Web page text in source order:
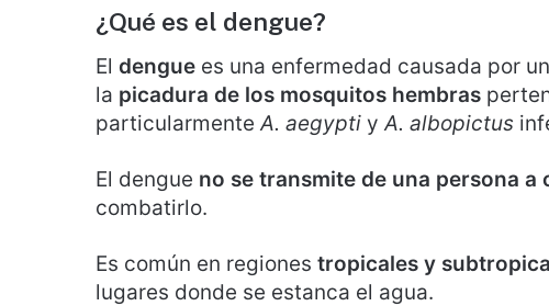
¿Qué es el dengue?
El dengue es una enfermedad causada por
la picadura de los mosquitos hembras
particularmente A. aegypti y A. albopictus
El dengue no se transmite de una persona a
combatirlo.
Es común en regiones tropicales y
lugares donde se estanca el agua.